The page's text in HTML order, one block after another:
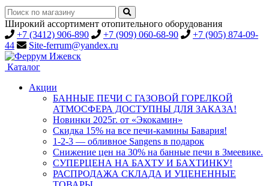
Широкий ассортимент отопительного оборудования
+7 (3412) 906-890
+7 (909) 060-68-90
+7 (905) 874-09-
44
Site-ferrum@yandex.ru
Каталог
Акции
БАННЫЕ ПЕЧИ С ГАЗОВОЙ ГОРЕЛКОЙ
АТМОСФЕРА ДОСТУПНЫ ДЛЯ ЗАКАЗА!
Новинки 2025г. от «Экокамин»
Скидка 15% на все печи-камины Бавария!
1-2-3 — обливное Sangens в подарок
Снижение цен на 30% на банные печи в Змеевике.
СУПЕРЦЕНА НА БАХТУ И БАХТИНКУ!
РАСПРОДАЖА СКЛАДА И УЦЕНЕННЫЕ